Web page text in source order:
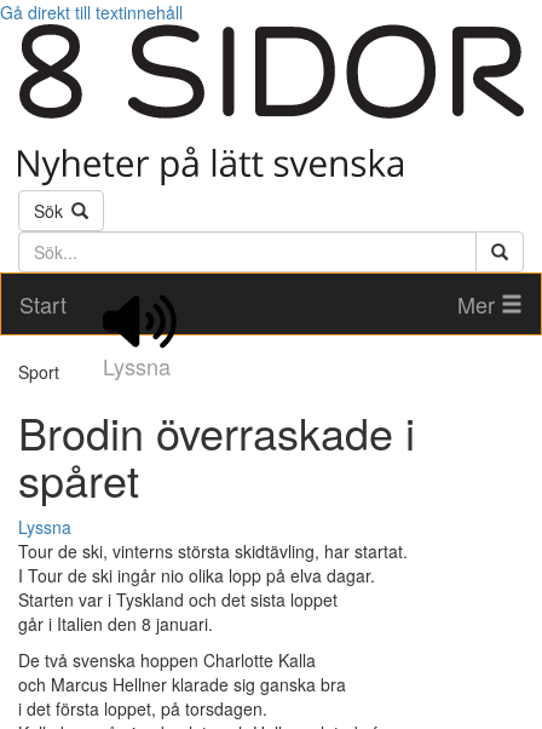
Gå direkt till textinnehåll
Sök
Söktext
Start
Lyssna
Mer
Sport
Brodin överraskade i
spåret
Lyssna
Tour de ski, vinterns största skidtävling, har startat.
I Tour de ski ingår nio olika lopp på elva dagar.
Starten var i Tyskland och det sista loppet
går i Italien den 8 januari.
De två svenska hoppen Charlotte Kalla
och Marcus Hellner klarade sig ganska bra
i det första loppet, på torsdagen.